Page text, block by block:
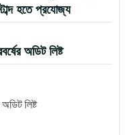
হতে প্রযোজ্য
অডিট লিষ্ট
লিষ্ট